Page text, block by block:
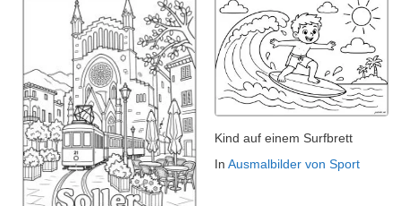
Kind auf einem Surfbrett
In Ausmalbilder von Sport